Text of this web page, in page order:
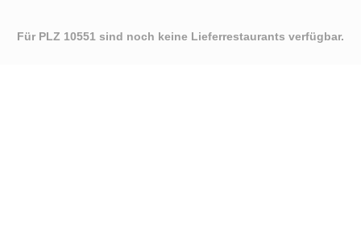
Für PLZ 10551 sind noch keine Lieferrestaurants verfügbar.